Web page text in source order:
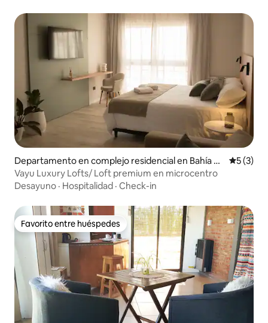
Departamento en complejo residencial en Bahía Bl
anca
5 (3)
Vayu Luxury Lofts/ Loft premium en microcentro
Desayuno · Hospitalidad · Check-in
Favorito entre huéspedes
Favorito entre huéspedes